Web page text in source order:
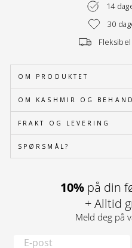
14
30
OM PRODUKTET
OM KASHMIR OG
FRAKT OG LEVERING
SPØRSMÅL?
10% på din
+ Alltid
Meld deg på